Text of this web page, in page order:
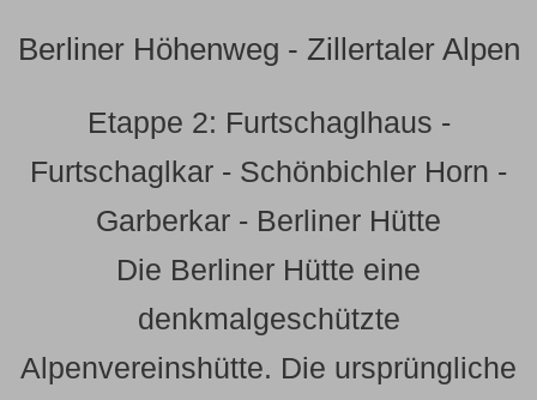
Berliner Höhenweg - Zillertaler Alpen
Etappe 2: Furtschaglhaus -
Furtschaglkar - Schönbichler Horn -
Garberkar - Berliner Hütte
Die Berliner Hütte eine
denkmalgeschützte
Alpenvereinshütte. Die ursprüngliche